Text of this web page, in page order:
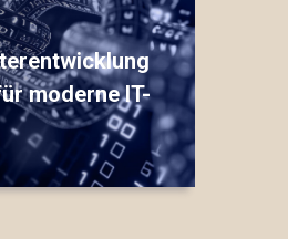
moderne IT-